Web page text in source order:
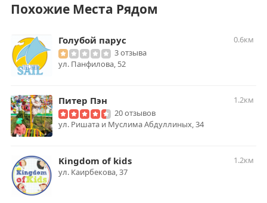
Похожие Места Рядом
Голубой парус
0.6км
3 отзыва
ул. Панфилова, 52
Питер Пэн
1.2км
20 отзывов
ул. Ришата и Муслима Абдуллиных, 34
Kingdom of kids
1.2км
ул. ​Каирбекова, 37